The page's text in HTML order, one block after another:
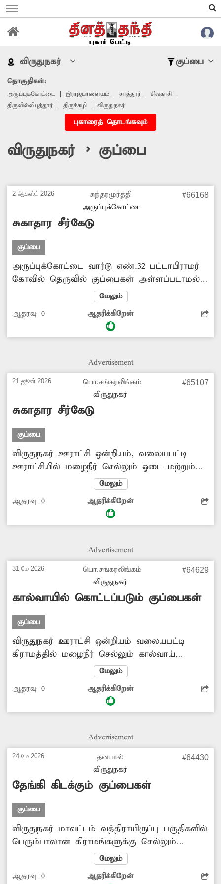
விருதுநகர் குப்பை
தொகுதிகள்:
அருப்புக்கோட்டை இராஜபாளையம் சாத்தூர்
சிவகாசி
திருவில்லிபுத்தூர்
திருச்சுழி விருதுநகர்
புகாரைத் தொடங்கவும்
விருதுநகர் > குப்பை
2 ஆகஸ்ட் 2026
சுந்தரமூர்த்தி
அருப்புக்கோட்டை
#66168
சுகாதார சீர்கேடு
குப்பை
அருப்புக்கோட்டை வார்டு எண்.32 பட்டாபிராமர்
கோவில் தெருவில் குப்பைகள் அள்ளப்படாமல்
கிடக்கின்றது. இதனால் அப்பகுதியில் சுகாதார
சீர்கேடு ஏற்படுவதுடன் இதில் எழும்
துர்நாற்றத்தால் அந்த வழியாக கடந்து செல்லும்
இதனால் தொற்று நோய் பரவும் அபாய நிலை
அகற்ற விரைந்து நடவடிக்கை எடுக்கப்படுமா?
மேலும்
ஆதரவு: 0 ஆதரிக்கிறேன்
Advertisement
21 ஜூன் 2026
பொ.சங்கரலிங்கம்
விருதுநகர்
#65107
சுகாதார சீர்கேடு
குப்பை
விருதுநகர் ஊராட்சி ஒன்றியம், வலையபட்டி
ஊராட்சியில் மழைநீர் செல்லும் ஓடை மற்றும்
சுற்றுப்புற சாலைகளில் குப்பைகள் அதிக
அளவில் தேங்கி கிடக்கின்றது. இதனால்
சுகாதார சீர்கேடு ஏற்படுவதுடன்
மழைக்காலங்களில் மழைநீர் செல்ல போதிய
பகுதி முழுவதும் துர்நாற்றம் வீசுவதுடன்,
உள்ளது. தொற்றுேநாய் பரவும் அபாயநிலை
உள்ளது. இதுகுறித்து சம்பந்தப்பட்ட அதிகாரிகள்
நடவடிக்கை எடுப்பார்களா?
மேலும்
ஆதரவு: 0 ஆதரிக்கிறேன்
Advertisement
31 மே 2026
பொ.சங்கரலிங்கம்
விருதுநகர்
#64629
கால்வாயில் கொட்டப்படும் குப்பைகள்
குப்பை
விருதுநகர் ஊராட்சி ஒன்றியம் வலையபட்டி
கிராமத்தில் மழைநீர் செல்லும் கால்வாய்,
சுற்றுட்டார பொதுமக்கள் பயணிக்கும் சாலையில்
குப்பைகள் அதிகளவில் கொட்டப்பட்டு, தேங்கி
கிடக்கிறது. இதனால் அந்த பகுதியில் சுகாதார
சீர்கேடு ஏற்படுவதுடன் தற்போது பெய்துவரும்
சாலையில் தேங்குகிறது. எனவே சம்பந்தப்பட்ட
மழைநீர், கால்வாயில் தேங்கிய குப்பைகளை
அகற்றி முறையாக பராமரிக்க நடவடிக்கை
எடுப்பார்களா?
மேலும்
ஆதரவு: 0 ஆதரிக்கிறேன்
Advertisement
24 மே 2026
தனபால்
விருதுநகர்
#64430
தேங்கி கிடக்கும் குப்பைகள்
குப்பை
விருதுநகர் மாவட்டம் வத்திராயிருப்பு பகுதிகளில்
பெரும்பாலான கிராமங்களுக்கு செல்லும்
முக்கிய சாலைகளின் ஓரங்களில் குப்பைகள்
அள்ளப்படாமல் அதிகளவில் தேங்கி
கிடக்கின்றது. இதனால் அப்பகுதியில் சுகாதார
மேலும்
ஆதரவு: 0 ஆதரிக்கிறேன்